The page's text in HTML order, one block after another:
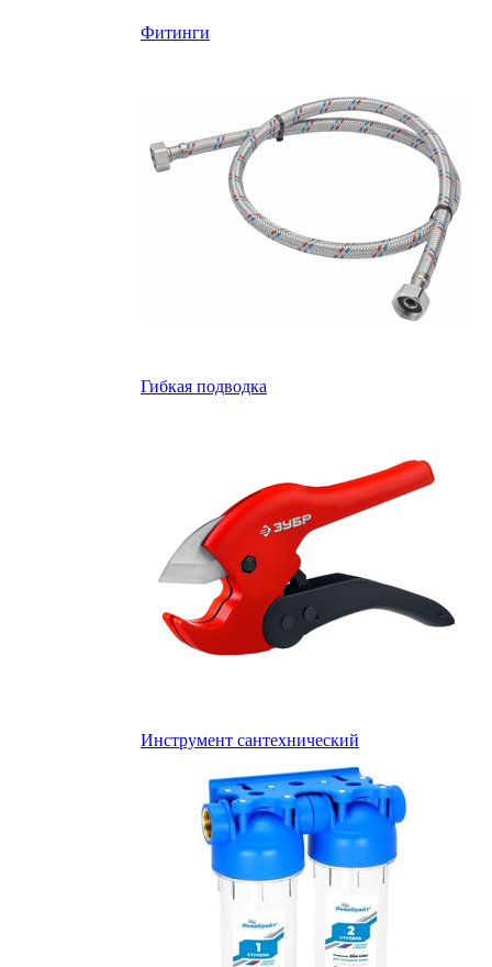
Фитинги
Гибкая подводка
Инструмент сантехнический